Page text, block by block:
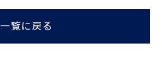
一覧に戻る